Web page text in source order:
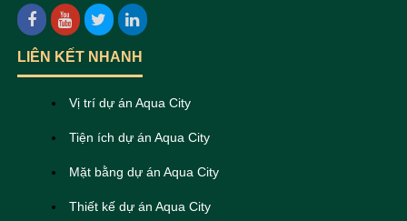
LIÊN KẾT NHANH
Vị trí dự án Aqua City
Tiện ích dự án Aqua City
Mặt bằng dự án Aqua City
Thiết kế dự án Aqua City